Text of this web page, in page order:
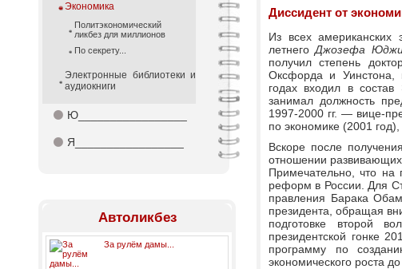
Экономика
Политэкономический
ликбез для миллионов
По секрету...
Электронные библиотеки и
аудиокниги
⚫ Ю_________________
⚫ Я_________________
Автоликбез
За рулём дамы...
Диссидент от
Из всех
летнегоДжозефа
получил степень
Оксфорда и Уинстона,
годах входил в
занимал должность
1997-2000 гг. — вице-
по экономике (2001
Вскоре после
отношении
Примечательно, что на
реформ в России. Для
правления Барака
президента, обращая
подготовке второй
президентской гонке
программу по
экономического роста